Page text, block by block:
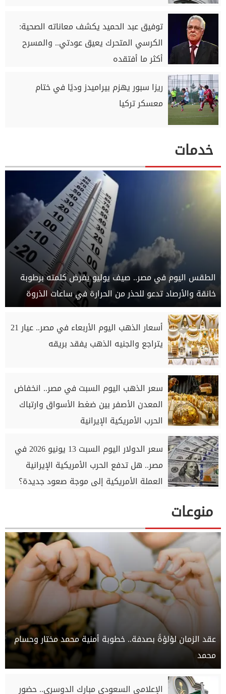
توفيق عبد الحميد يكشف معاناته الصحية:
الكرسي المتحرك يعيق عودتي.. والمسرح
أكثر ما أفتقده
ريزا سبور يهزم بيراميدز وديًا في ختام
معسكر تركيا
خدمات
الطقس اليوم في مصر.. صيف يوليو يفرض كلمته برطوبة
خانقة والأرصاد تدعو للحذر من الحرارة في ساعات الذروة
أسعار الذهب اليوم الأربعاء في مصر.. عيار 21
يتراجع والجنيه الذهب يفقد بريقه
سعر الذهب اليوم السبت في مصر.. انخفاض
المعدن الأصفر بين ضغط الأسواق وارتباك
الحرب الأمريكية الإيرانية
سعر الدولار اليوم السبت 13 يونيو 2026 في
مصر.. هل تدفع الحرب الأمريكية الإيرانية
العملة الأمريكية إلى موجة صعود جديدة؟
منوعات
عقد الزمان لؤلؤةً بصدفة.. خطوبة أمنية محمد مختار وحسام
محمد
الإعلامي السعودي مبارك الدوسري.. حضور